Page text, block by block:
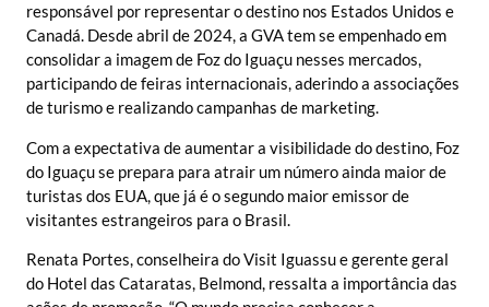
responsável por representar o destino nos Estados Unidos e
Canadá. Desde abril de 2024, a GVA tem se empenhado em
consolidar a imagem de Foz do Iguaçu nesses mercados,
participando de feiras internacionais, aderindo a associações
de turismo e realizando campanhas de marketing.
Com a expectativa de aumentar a visibilidade do destino, Foz
do Iguaçu se prepara para atrair um número ainda maior de
turistas dos EUA, que já é o segundo maior emissor de
visitantes estrangeiros para o Brasil.
Renata Portes, conselheira do Visit Iguassu e gerente geral
do Hotel das Cataratas, Belmond, ressalta a importância das